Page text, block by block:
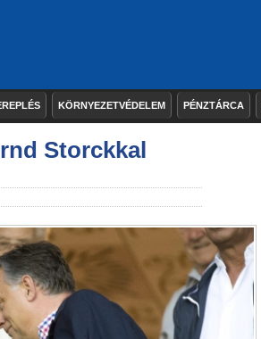
KÖRNYEZETVÉDELEM PÉNZTÁRCA
Storckkal